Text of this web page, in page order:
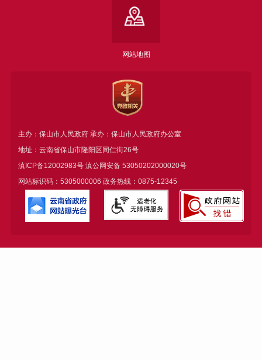
网站地图
主办：保山市人民政府 承办：保山市人民政府办公室
地址：云南省保山市隆阳区同仁街26号
滇ICP备12002983号滇公网安备 53050202000020号
网站标识码：5305000006 政务热线：0875-12345